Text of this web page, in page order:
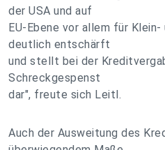
der USA und auf
EU-Ebene vor allem für
deutlich entschärft
und stellt bei der
Schreckgespenst
dar", freute sich Leitl.
Auch der Ausweitung des